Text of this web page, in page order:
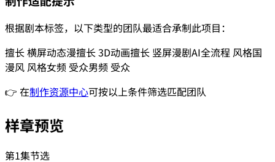
根据剧本标签，以下类型的团队最适合承制此项目：
擅长横屏动态漫擅长3D动画擅长 竖屏漫剧AI全流程 风格国
漫风 风格女频 受众男频 受众
👉 在制作资源中心可按以上条件筛选匹配团队
样章预览
第1集节选